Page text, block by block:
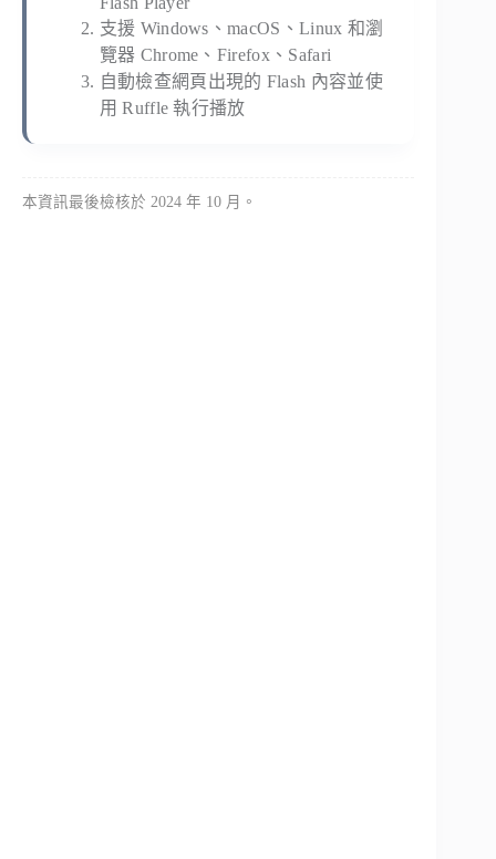
支援 Windows、macOS、Linux 和瀏
覽器 Chrome、Firefox、Safari
自動檢查網頁出現的 Flash 內容並使
用 Ruffle 執行播放
本資訊最後檢核於 2024 年 10 月。